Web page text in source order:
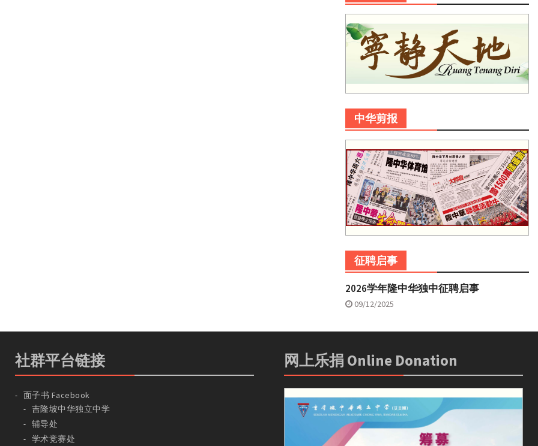
中华剪报
征聘启事
2026学年隆中华独中征聘启事
09/12/2025
社群平台链接
面子书 Facebook
吉隆坡中华独立中学
辅导处
学术竞赛处
网上乐捐 Online Donation